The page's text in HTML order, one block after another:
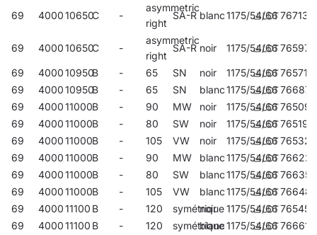
69 400010650C -
asymmetric
right
SA-R blanc1175/54/66767135
69 400010650C -
asymmetric
right
SA-R noir 1175/54/66765971
69 400010950B - 65 SN noir 1175/54/66765711
69
400010950B - 65 SN blanc1175/54/66766879
69
400011000B - 90 MW noir 1175/54/66765094
69
400011000B - 80 SW noir 1175/54/66765193
69
400011000B - 105 VW noir 1175/54/66765322
69
400011000B - 90 MW blanc1175/54/66766220
69
400011000B - 80 SW blanc1175/54/66766350
69
400011000B - 105 VW blanc1175/54/66766480
69
400011100 B - 120 symétrique
noir 1175/54/66765452
69
400011100 B - 120 symétrique
blanc1175/54/66766619